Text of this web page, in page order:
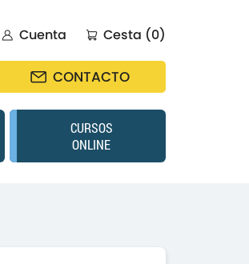
Cuenta Cesta (0)
CONTACTO
CURSOS
ONLINE